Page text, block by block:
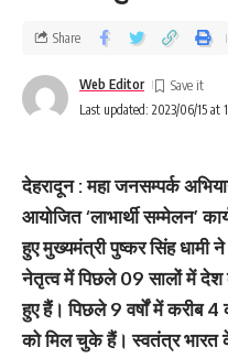
Last updated: 2023/06/15 at
Web Editor
Share
देहरादून : महा जनसम्पर्क
आयोजित ‘लाभार्थी सम्मेलन’
हुए मुख्यमंत्री पुष्कर सिंह धामी
नेतृत्व में पिछले 09 सालों में देश
हुए हैं। पिछले 9 वर्षों में करीब
को मिल चुके हैं। स्वतंत्र भारत